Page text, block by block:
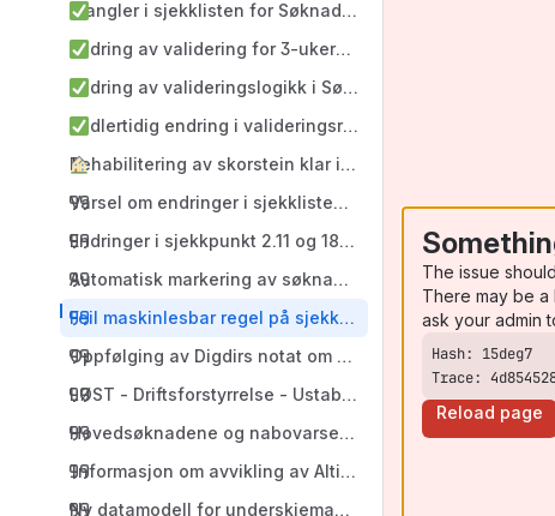
Mangler i sjekklisten for Søknad om ett trinn (PROD)
Endring av validering for 3-ukersfrist
Endring av valideringslogikk i Søknad om endring - prod
Midlertidig endring i valideringsreglene på nabovarsel,
Rehabilitering av skorstein klar i test
Varsel om endringer i sjekklistepunkt om overvann og
Endringer i sjekkpunkt 2.11 og 18.22
Automatisk markering av søknader med
Feil maskinlesbar regel på sjekkpunkt 7.12
Oppfølging av Digdirs notat om BankID på sikkerhetsnivå
LØST - Driftsforstyrrelse - Ustabilitet i FIKS SvarUt
Hovedsøknadene og nabovarsel er satt i produksjon
Informasjon om avvikling av Altinn II fra Digdir
Ny datamodell for underskjemaet / det strukturerte
The issue
There may be
ask your admin
Trace:
Reload page